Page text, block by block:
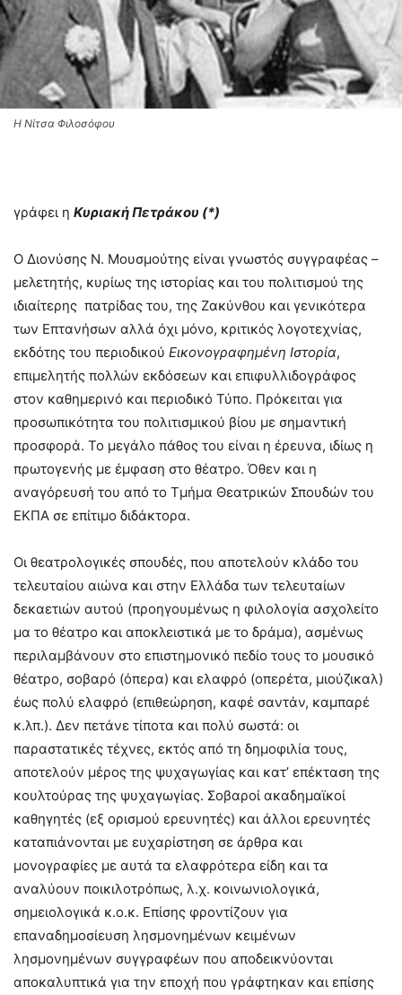
Η Νίτσα Φιλοσόφου
γράφει η Κυριακή Πετράκου (*)
Ο Διονύσης N. Μουσμούτης είναι γνωστός συγγραφέας –
μελετητής, κυρίως της ιστορίας και του πολιτισμού της
ιδιαίτερης πατρίδας του, της Ζακύνθου και γενικότερα
των Επτανήσων αλλά όχι μόνο, κριτικός λογοτεχνίας,
εκδότης του περιοδικού Εικονογραφημένη Ιστορία,
επιμελητής πολλών εκδόσεων και επιφυλλιδογράφος
στον καθημερινό και περιοδικό Τύπο. Πρόκειται για
προσωπικότητα του πολιτισμικού βίου με σημαντική
προσφορά. Το μεγάλο πάθος του είναι η έρευνα, ιδίως η
πρωτογενής με έμφαση στο θέατρο. Όθεν και η
αναγόρευσή του από το Τμήμα Θεατρικών Σπουδών του
ΕΚΠΑ σε επίτιμο διδάκτορα.
Οι θεατρολογικές σπουδές, που αποτελούν κλάδο του
τελευταίου αιώνα και στην Ελλάδα των τελευταίων
δεκαετιών αυτού (προηγουμένως η φιλολογία ασχολείτο
μα το θέατρο και αποκλειστικά με το δράμα), ασμένως
περιλαμβάνουν στο επιστημονικό πεδίο τους το μουσικό
θέατρο, σοβαρό (όπερα) και ελαφρό (οπερέτα, μιούζικαλ)
έως πολύ ελαφρό (επιθεώρηση, καφέ σαντάν, καμπαρέ
κ.λπ.). Δεν πετάνε τίποτα και πολύ σωστά: οι
παραστατικές τέχνες, εκτός από τη δημοφιλία τους,
αποτελούν μέρος της ψυχαγωγίας και κατ’ επέκταση της
κουλτούρας της ψυχαγωγίας. Σοβαροί ακαδημαϊκοί
καθηγητές (εξ ορισμού ερευνητές) και άλλοι ερευνητές
καταπιάνονται με ευχαρίστηση σε άρθρα και
μονογραφίες με αυτά τα ελαφρότερα είδη και τα
αναλύουν ποικιλοτρόπως, λ.χ. κοινωνιολογικά,
σημειολογικά κ.ο.κ. Επίσης φροντίζουν για
επαναδημοσίευση λησμονημένων κειμένων
λησμονημένων συγγραφέων που αποδεικνύονται
αποκαλυπτικά για την εποχή που γράφτηκαν και επίσης